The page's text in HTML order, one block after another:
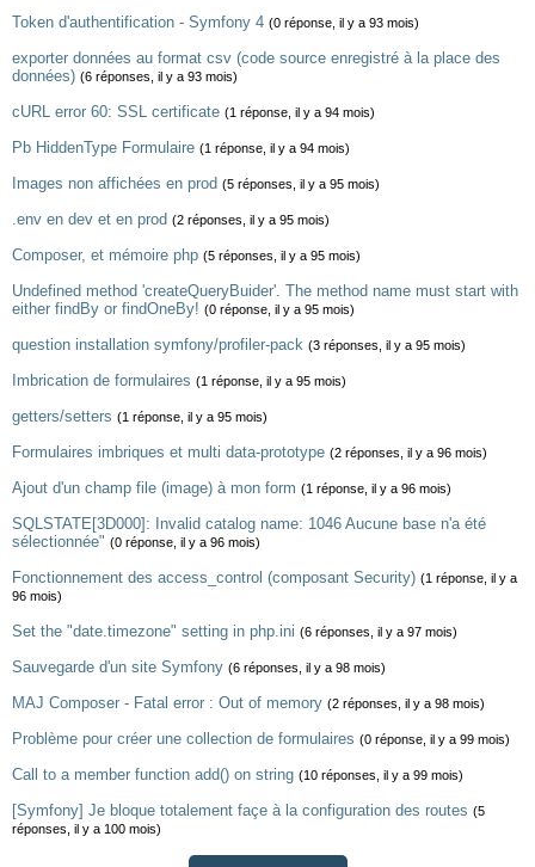
Token d'authentification - Symfony 4 (0 réponse, il y a 93 mois)
exporter données au format csv (code source enregistré à la place des
données) (6 réponses, il y a 93 mois)
cURL error 60: SSL certificate (1 réponse, il y a 94 mois)
Pb HiddenType Formulaire (1 réponse, il y a 94 mois)
Images non affichées en prod (5 réponses, il y a 95 mois)
.env en dev et en prod (2 réponses, il y a 95 mois)
Composer, et mémoire php (5 réponses, il y a 95 mois)
Undefined method 'createQueryBuider'. The method name must start with
either findBy or findOneBy! (0 réponse, il y a 95 mois)
question installation symfony/profiler-pack (3 réponses, il y a 95 mois)
Imbrication de formulaires (1 réponse, il y a 95 mois)
getters/setters (1 réponse, il y a 95 mois)
Formulaires imbriques et multi data-prototype (2 réponses, il y a 96 mois)
Ajout d'un champ file (image) à mon form (1 réponse, il y a 96 mois)
SQLSTATE[3D000]: Invalid catalog name: 1046 Aucune base n'a été
sélectionnée" (0 réponse, il y a 96 mois)
Fonctionnement des access_control (composant Security) (1 réponse, il y a
96 mois)
Set the "date.timezone" setting in php.ini (6 réponses, il y a 97 mois)
Sauvegarde d'un site Symfony (6 réponses, il y a 98 mois)
MAJ Composer - Fatal error : Out of memory (2 réponses, il y a 98 mois)
Problème pour créer une collection de formulaires (0 réponse, il y a 99 mois)
Call to a member function add() on string (10 réponses, il y a 99 mois)
[Symfony] Je bloque totalement façe à la configuration des routes (5
réponses, il y a 100 mois)